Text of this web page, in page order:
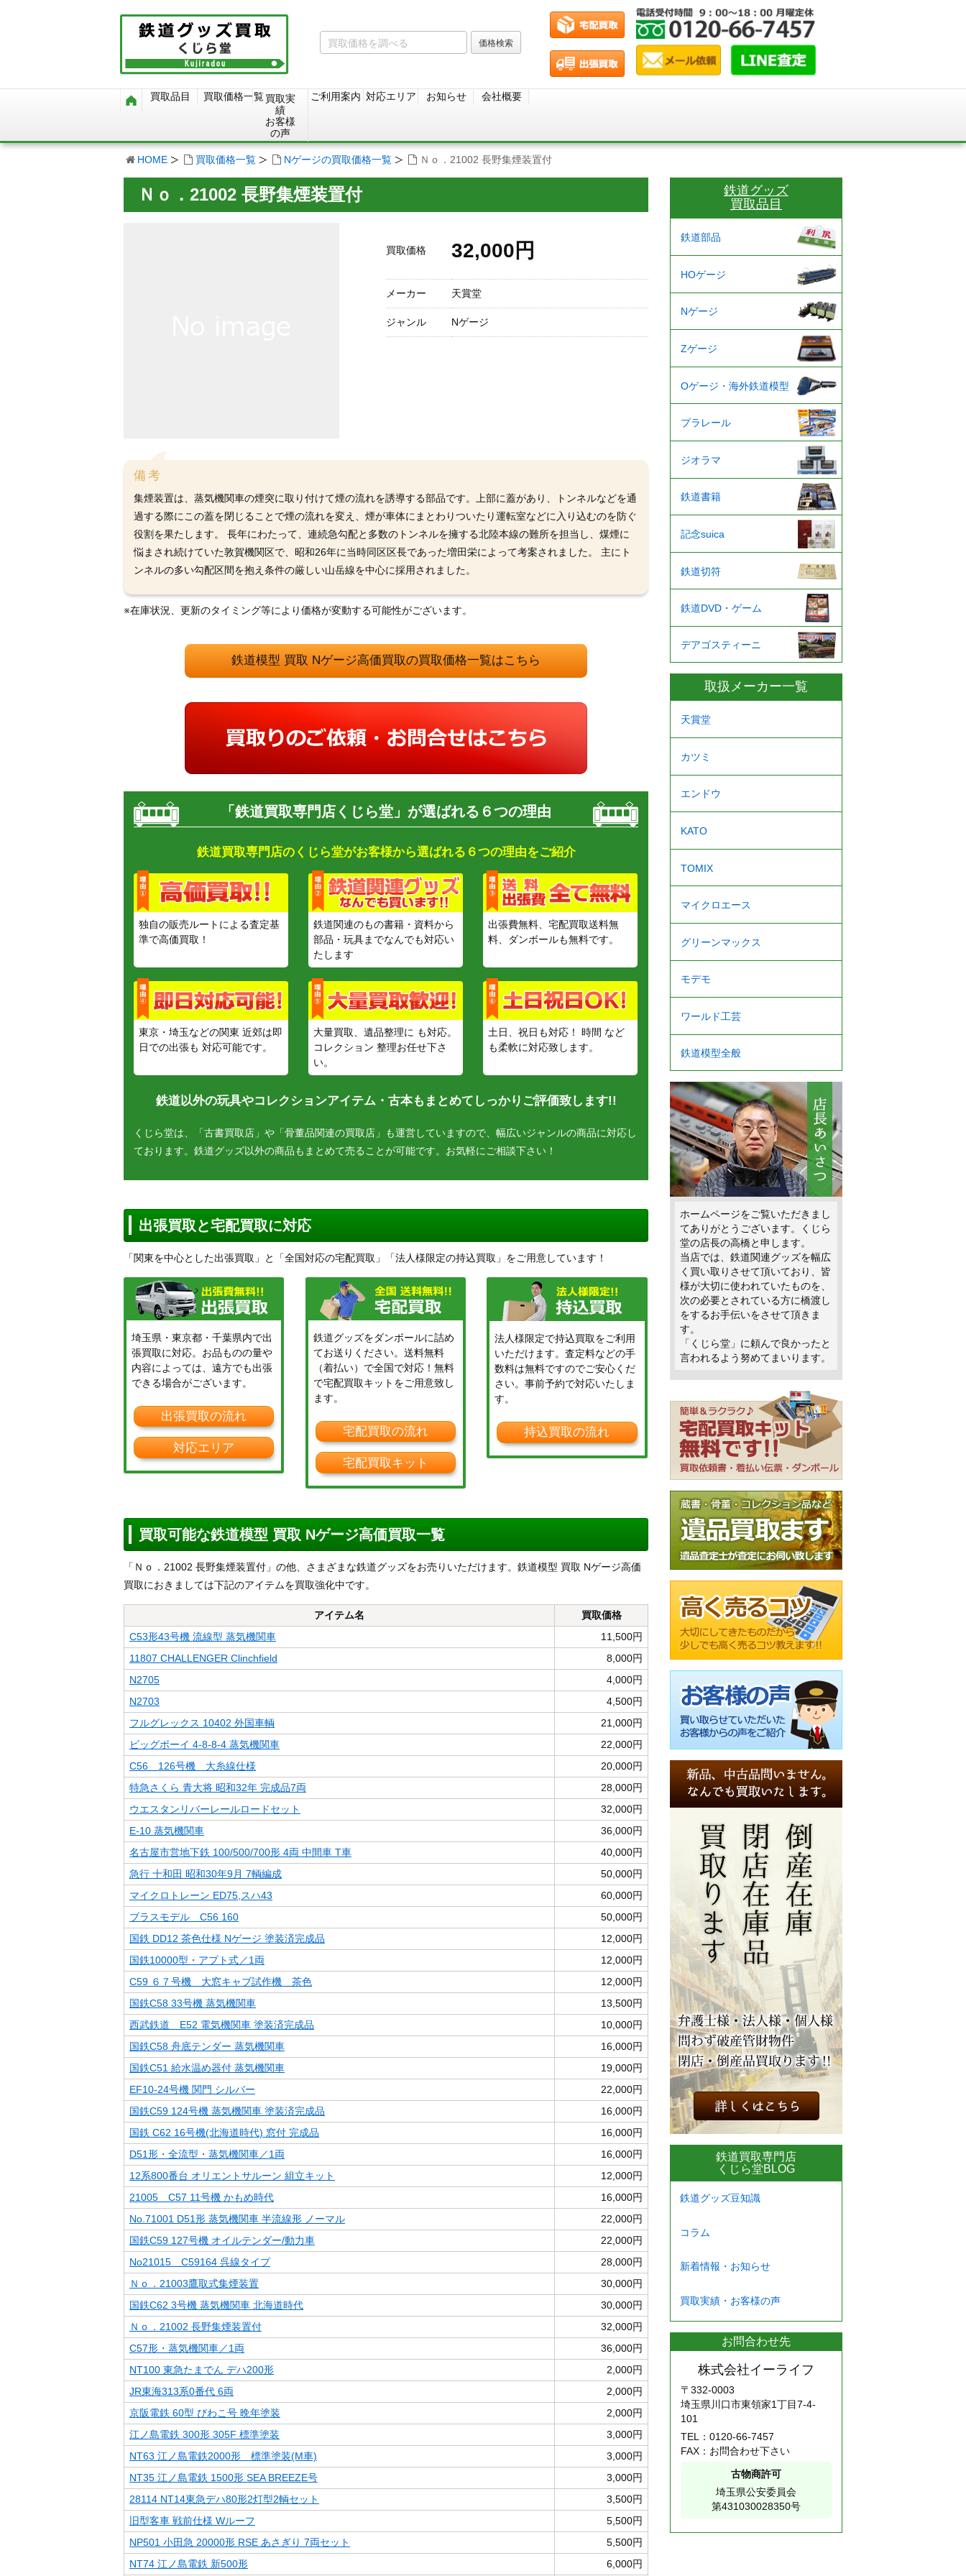
買取品目 買取価格一覧買取実
績
お客様
の声
ご利用案内 対応エリア お知らせ 会社概要
HOME 買取価格一覧 Nゲージの買取価格一覧 Ｎｏ．21002 長野集煙装置付
Ｎｏ．21002 長野集煙装置付
買取価格 32,000円
メーカー 天賞堂
ジャンル Nゲージ
備考
集煙装置は、蒸気機関車の煙突に取り付けて煙の流れを誘導する部品です。上部に蓋があり、トンネルなどを通
過する際にこの蓋を閉じることで煙の流れを変え、煙が車体にまとわりついたり運転室などに入り込むのを防ぐ
役割を果たします。 長年にわたって、連続急勾配と多数のトンネルを擁する北陸本線の難所を担当し、煤煙に
悩まされ続けていた敦賀機関区で、昭和26年に当時同区区長であった増田栄によって考案されました。 主にト
ンネルの多い勾配区間を抱え条件の厳しい山岳線を中心に採用されました。
※在庫状況、更新のタイミング等により価格が変動する可能性がございます。
鉄道模型 買取 Nゲージ高価買取の買取価格一覧はこちら
「鉄道買取専門店くじら堂」が選ばれる６つの理由
鉄道買取専門店のくじら堂がお客様から選ばれる６つの理由をご紹介
独自の販売ルートによる査定基
準で高価買取！
鉄道関連のもの書籍・資料から
部品・玩具までなんでも対応い
たします
出張費無料、宅配買取送料無
料、ダンボールも無料です。
東京・埼玉などの関東 近郊は即
日での出張も 対応可能です。
大量買取、遺品整理に も対応。
コレクション 整理お任せ下さ
い。
土日、祝日も対応！ 時間 など
も柔軟に対応致します。
鉄道以外の玩具やコレクションアイテム・古本もまとめてしっかりご評価致します!!
くじら堂は、「古書買取店」や「骨董品関連の買取店」も運営していますので、幅広いジャンルの商品に対応し
ております。鉄道グッズ以外の商品もまとめて売ることが可能です。お気軽にご相談下さい！
出張買取と宅配買取に対応
「関東を中心とした出張買取」と「全国対応の宅配買取」「法人様限定の持込買取」をご用意しています！
埼玉県・東京都・千葉県内で出
張買取に対応。お品ものの量や
内容によっては、遠方でも出張
できる場合がございます。
出張買取の流れ
対応エリア
鉄道グッズをダンボールに詰め
てお送りください。送料無料
（着払い）で全国で対応！無料
で宅配買取キットをご用意致し
ます。
宅配買取の流れ
宅配買取キット
法人様限定で持込買取をご利用
いただけます。査定料などの手
数料は無料ですのでご安心くだ
さい。事前予約で対応いたしま
す。
持込買取の流れ
買取可能な鉄道模型 買取 Nゲージ高価買取一覧
「Ｎｏ．21002 長野集煙装置付」の他、さまざまな鉄道グッズをお売りいただけます。鉄道模型 買取 Nゲージ高価
買取におきましては下記のアイテムを買取強化中です。
アイテム名
買取価格
C53形43号機 流線型 蒸気機関車
11,500円
11807 CHALLENGER Clinchfield
8,000円
N2705
4,000円
N2703
4,500円
フルグレックス 10402 外国車輌
21,000円
ビッグボーイ 4-8-8-4 蒸気機関車
22,000円
C56 126号機 大糸線仕様
20,000円
特急さくら 青大将 昭和32年 完成品7両
28,000円
ウエスタンリバーレールロードセット
32,000円
E-10 蒸気機関車
36,000円
名古屋市営地下鉄 100/500/700形 4両 中間車 T車
40,000円
急行 十和田 昭和30年9月 7輌編成
50,000円
マイクロトレーン ED75,スハ43
60,000円
ブラスモデル C56 160
50,000円
国鉄 DD12 茶色仕様 Nゲージ 塗装済完成品
12,000円
国鉄10000型・アプト式／1両
12,000円
C59 ６７号機 大窓キャブ試作機 茶色
12,000円
国鉄C58 33号機 蒸気機関車
13,500円
西武鉄道 E52 電気機関車 塗装済完成品
10,000円
国鉄C58 舟底テンダー 蒸気機関車
16,000円
国鉄C51 給水温め器付 蒸気機関車
19,000円
EF10-24号機 関門 シルバー
22,000円
国鉄C59 124号機 蒸気機関車 塗装済完成品
16,000円
国鉄 C62 16号機(北海道時代) 窓付 完成品
16,000円
D51形・全流型・蒸気機関車／1両
16,000円
12系800番台 オリエントサルーン 組立キット
12,000円
21005 C57 11号機 かもめ時代
16,000円
No.71001 D51形 蒸気機関車 半流線形 ノーマル
22,000円
国鉄C59 127号機 オイルテンダー/動力車
22,000円
No21015 C59164 呉線タイプ
28,000円
Ｎｏ．21003鷹取式集煙装置
30,000円
国鉄C62 3号機 蒸気機関車 北海道時代
30,000円
Ｎｏ．21002 長野集煙装置付
32,000円
C57形・蒸気機関車／1両
36,000円
NT100 東急たまでん デハ200形
2,000円
JR東海313系0番代 6両
2,000円
京阪電鉄 60型 びわこ号 晩年塗装
2,000円
江ノ島電鉄 300形 305F 標準塗装
3,000円
NT63 江ノ島電鉄2000形 標準塗装(M車)
3,000円
NT35 江ノ島電鉄 1500形 SEA BREEZE号
3,000円
28114 NT14東急デハ80形2灯型2輌セット
3,500円
旧型客車 戦前仕様 Wルーフ
5,500円
NP501 小田急 20000形 RSE あさぎり 7両セット
5,500円
NT74 江ノ島電鉄 新500形
6,000円
鉄道グッズ
買取品目
鉄道部品
HOゲージ
Nゲージ
Zゲージ
Oゲージ・海外鉄道模型
プラレール
ジオラマ
鉄道書籍
記念suica
鉄道切符
鉄道DVD・ゲーム
デアゴスティーニ
取扱メーカー一覧
天賞堂
カツミ
エンドウ
KATO
TOMIX
マイクロエース
グリーンマックス
モデモ
ワールド工芸
鉄道模型全般
ホームページをご覧いただきまし
てありがとうございます。くじら
堂の店長の高橋と申します。
当店では、鉄道関連グッズを幅広
く買い取りさせて頂いており、皆
様が大切に使われていたものを、
次の必要とされている方に橋渡し
をするお手伝いをさせて頂きま
す。
「くじら堂」に頼んで良かったと
言われるよう努めてまいります。
鉄道買取専門店
くじら堂BLOG
鉄道グッズ豆知識
コラム
新着情報・お知らせ
買取実績・お客様の声
お問合わせ先
株式会社イーライフ
〒332-0003
埼玉県川口市東領家1丁目7-4-
101
TEL： 0120-66-7457
FAX：お問合わせ下さい
古物商許可
埼玉県公安委員会
第431030028350号